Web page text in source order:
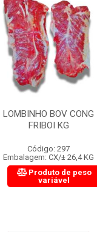
FIGADO BOV CONG FRIBOI
KG
Código: 222
Embalagem: CX/± 30,12 KG
Produto de peso
variável